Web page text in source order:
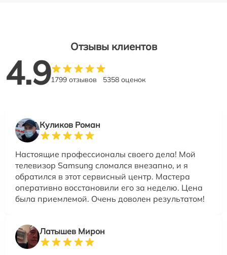
Отзывы клиентов
4.91799 отзывов 5358 оценок
Куликов Роман
Настоящие профессионалы своего дела! Мой
телевизор Samsung сломался внезапно, и я
обратился в этот сервисный центр. Мастера
оперативно восстановили его за неделю. Цена
была приемлемой. Очень доволен результатом!
Латышев Мирон